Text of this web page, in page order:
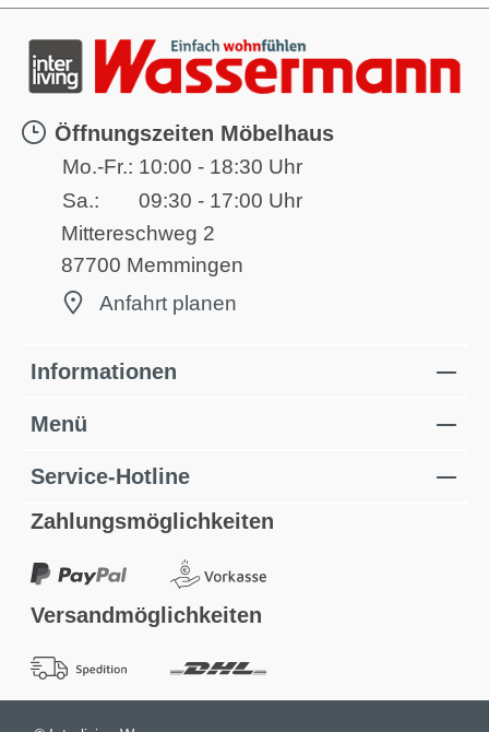
Öffnungszeiten Möbelhaus
Mo.-Fr.: 10:00 - 18:30 Uhr
Sa.:
09:30 - 17:00 Uhr
Mittereschweg 2
87700 Memmingen
Anfahrt planen
Informationen
Menü
Service-Hotline
Zahlungsmöglichkeiten
Versandmöglichkeiten